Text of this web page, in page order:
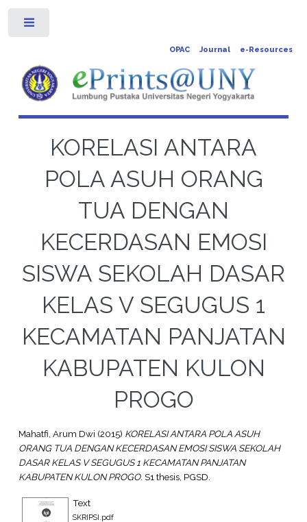
OPAC Journal e-Resources
KORELASI ANTARA
POLA ASUH ORANG
TUA DENGAN
KECERDASAN EMOSI
SISWA SEKOLAH DASAR
KELAS V SEGUGUS 1
KECAMATAN PANJATAN
KABUPATEN KULON
PROGO
Mahatfi, Arum Dwi (2015) KORELASI ANTARA POLA ASUH
ORANG TUA DENGAN KECERDASAN EMOSI SISWA SEKOLAH
DASAR KELAS V SEGUGUS 1 KECAMATAN PANJATAN
KABUPATEN KULON PROGO. S1 thesis, PGSD.
Text
SKRIPSI.pdf